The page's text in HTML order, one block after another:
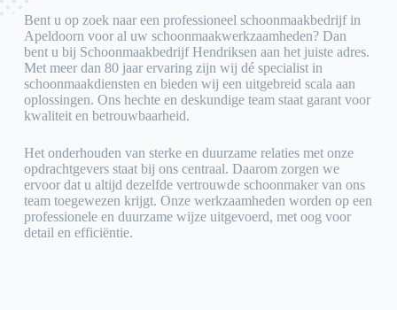
Bent u op zoek naar een professioneel schoonmaakbedrijf in
Apeldoorn voor al uw schoonmaakwerkzaamheden? Dan
bent u bij Schoonmaakbedrijf Hendriksen aan het juiste adres.
Met meer dan 80 jaar ervaring zijn wij dé specialist in
schoonmaakdiensten en bieden wij een uitgebreid scala aan
oplossingen. Ons hechte en deskundige team staat garant voor
kwaliteit en betrouwbaarheid.
Het onderhouden van sterke en duurzame relaties met onze
opdrachtgevers staat bij ons centraal. Daarom zorgen we
ervoor dat u altijd dezelfde vertrouwde schoonmaker van ons
team toegewezen krijgt. Onze werkzaamheden worden op een
professionele en duurzame wijze uitgevoerd, met oog voor
detail en efficiëntie.